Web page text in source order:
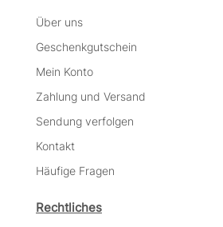
Über uns
Geschenkgutschein
Mein Konto
Zahlung und Versand
Sendung verfolgen
Kontakt
Häufige Fragen
Rechtliches